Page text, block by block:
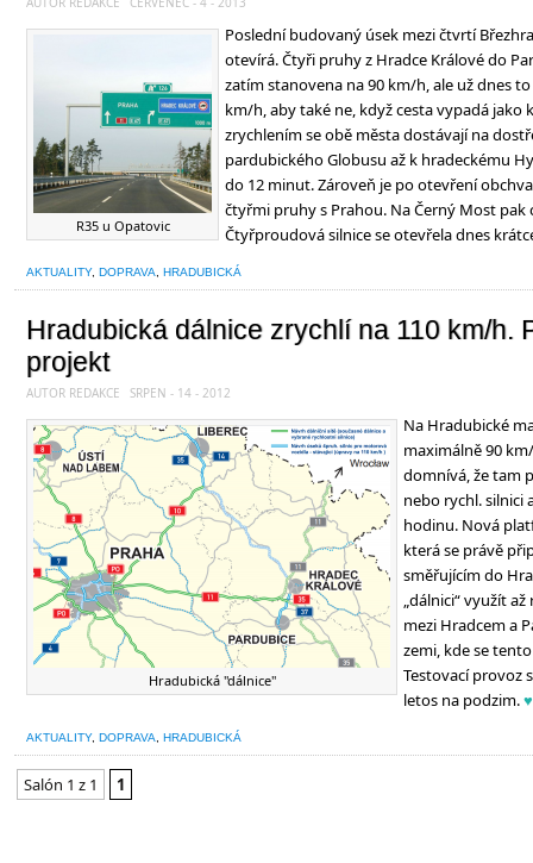
R35 u Opatovic
Poslední budovaný úsek mezi čtvrtí
otevírá. Čtyři pruhy z Hradce Králové do
zatím stanovena na 90 km/h, ale už dnes
km/h, aby také ne, když cesta vypadá jako
zrychlením se obě města dostávají na
pardubického Globusu až k hradeckému
do 12 minut. Zároveň je po otevření
čtyřmi pruhy s Prahou. Na Černý Most
Čtyřproudová silnice se otevřela dnes
AKTUALITY, DOPRAVA HRADUBICKÁ
Hradubická dálnice zrychlí na 110 km/h.
projekt
AUTOR REDAKCE SRPEN - 14 - 2012
Hradubická "dálnice"
Na Hradubické
maximálně 90
domnívá, že tam
nebo rychl. silnici
hodinu. Nová
která se právě
směřujícím do
„dálnici“ využít
mezi Hradcem a
zemi, kde se
Testovací provoz
letos na podzim.
AKTUALITY, DOPRAVA HRADUBICKÁ
Salón 1 z 1 1